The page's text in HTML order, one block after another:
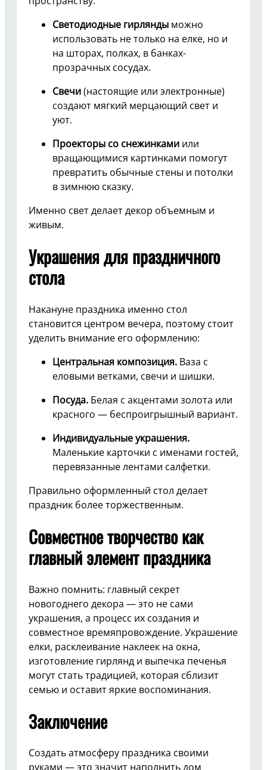
Светодиодные гирлянды можно
использовать не только на елке, но и
на шторах, полках, в банках-
прозрачных сосудах.
Свечи(настоящие или электронные)
создают мягкий мерцающий свет и
уют.
Проекторы со снежинками или
вращающимися картинками помогут
превратить обычные стены и потолки
в зимнюю сказку.
Именно свет делает декор объемным и
живым.
Украшения для праздничного
стола
Накануне праздника именно стол
становится центром вечера, поэтому стоит
уделить внимание его оформлению:
Центральная композиция. Ваза с
еловыми ветками, свечи и шишки.
Посуда. Белая с акцентами золота или
красного — беспроигрышный вариант.
Индивидуальные украшения.
Маленькие карточки с именами гостей,
перевязанные лентами салфетки.
Правильно оформленный стол делает
праздник более торжественным.
Совместное творчество как
главный элемент праздника
Важно помнить: главный секрет
новогоднего декора — это не сами
украшения, а процесс их создания и
совместное времяпровождение. Украшение
елки, расклеивание наклеек на окна,
изготовление гирлянд и выпечка печенья
могут стать традицией, которая сблизит
семью и оставит яркие воспоминания.
Заключение
Создать атмосферу праздника своими
руками — это значит наполнить дом